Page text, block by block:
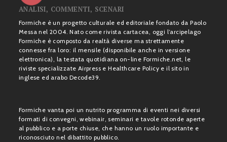
ANALISI, COMMENTI, SCENARI
Formiche è un progetto culturale ed editoriale fondato da Paolo
Messa nel 2004. Nato come rivista cartacea, oggi l’arcipelago
Formiche è composto da realtà diverse ma strettamente
connesse fra loro: il mensile (disponibile anche in versione
elettronica), la testata quotidiana on-line Formiche.net, le
riviste specializzate Airpress e Healthcare Policy e il sito in
inglese ed arabo Decode39.
Formiche vanta poi un nutrito programma di eventi nei diversi
formati di convegni, webinair, seminari e tavole rotonde aperte
al pubblico e a porte chiuse, che hanno un ruolo importante e
riconosciuto nel dibattito pubblico.